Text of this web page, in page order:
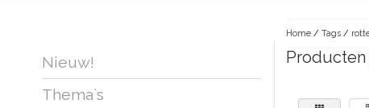
Nieuw!
Thema`s
Home/ Tags/